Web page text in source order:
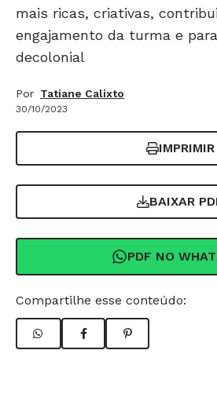
mais ricas, criativas,
engajamento da turma e
decolonial
Por Tatiane Calixto
30/10/2023
IMPRIMIR
BAIXAR
PDF NO
Compartilhe esse conteúdo: